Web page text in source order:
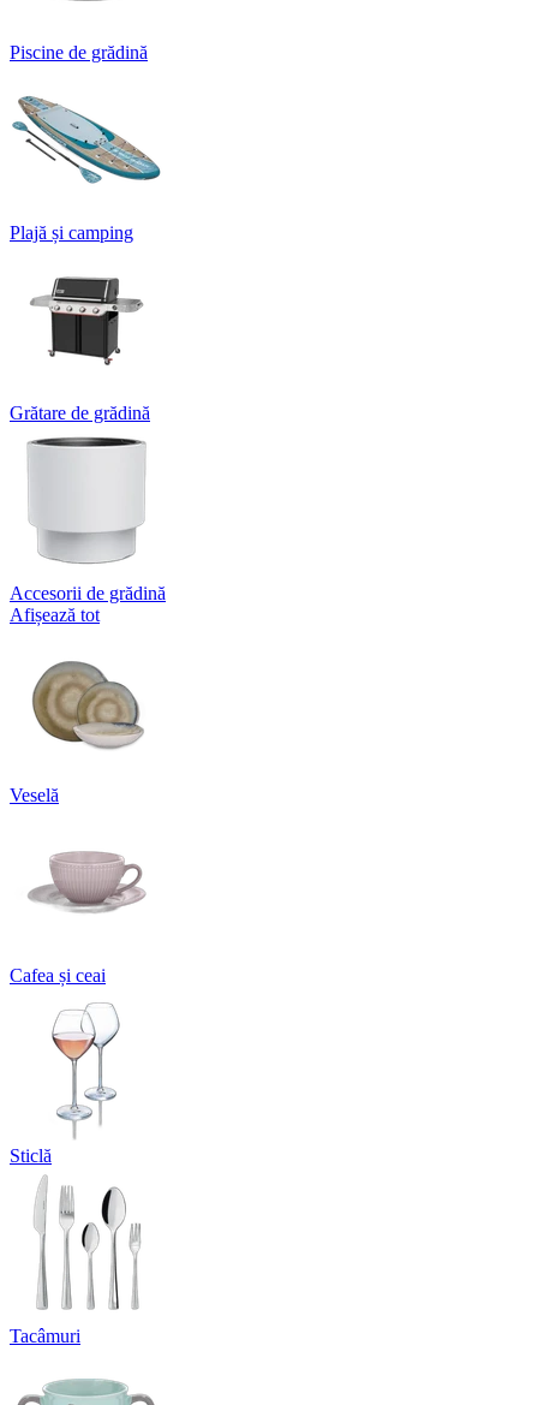
Piscine de grădină
Plajă și camping
Grătare de grădină
Accesorii de grădină
Afișează tot
Veselă
Cafea și ceai
Sticlă
Tacâmuri